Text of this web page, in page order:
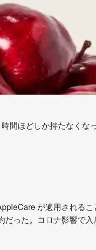
間ほどしか持たなくな
が適用されるこ
だった。コロナ影響で入